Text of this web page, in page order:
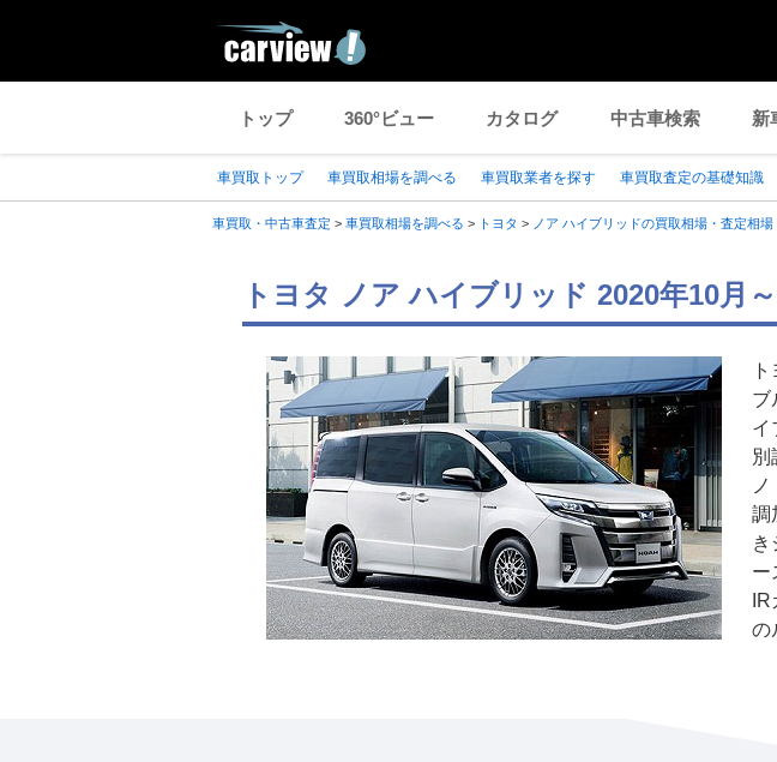
トップ 360°ビュー カタログ 中古車検索 新
車買取トップ 車買取相場を調べる 車買取業者を探す 車買取査定の基礎知識
車買取・中古車査定 > 車買取相場を調べる > トヨタ > ノア ハイブリッドの買取相場・査定相場
トヨタ ノア ハイブリッド 2020年10月
ブ
イ
別
調
き
ー
の